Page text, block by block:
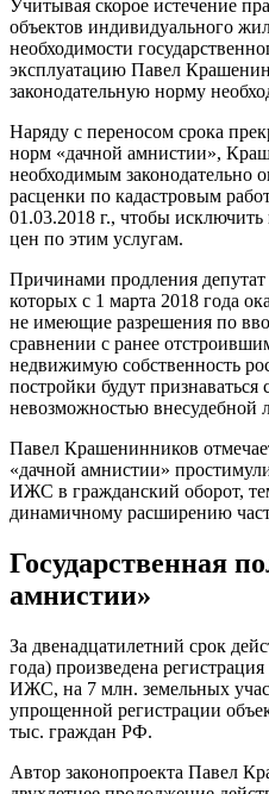
Учитывая скорое истечение
объектов индивидуального
необходимости
эксплуатацию Павел
законодательную норму
Наряду с переносом срока
норм «дачной амнистии»,
необходимым законодательно
расценки по кадастровым
01.03.2018 г., чтобы
цен по этим услугам.
Причинами продления
которых с 1 марта 2018 года
не имеющие разрешения по
сравнении с ранее
недвижимую собственность
постройки будут
невозможностью внесудебной
Павел Крашенинников
«дачной амнистии»
ИЖС в гражданский оборот,
динамичному расширению
Государственная
амнистии»
За двенадцатилетний срок
года) произведена
ИЖС, на 7 млн. земельных
упрощенной регистрации
тыс. граждан РФ.
Автор законопроекта Павел